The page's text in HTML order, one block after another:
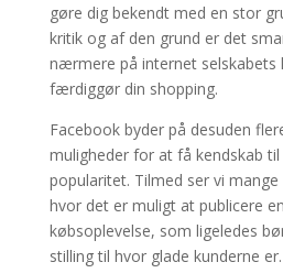
gøre dig bekendt med en stor
kritik og af den grund er det
nærmere på internet selskabets
færdiggør din shopping.
Facebook byder på desuden
muligheder for at få kendskab
popularitet. Tilmed ser vi
hvor det er muligt at publicere
købsoplevelse, som ligeledes
stilling til hvor glade kunderne er.